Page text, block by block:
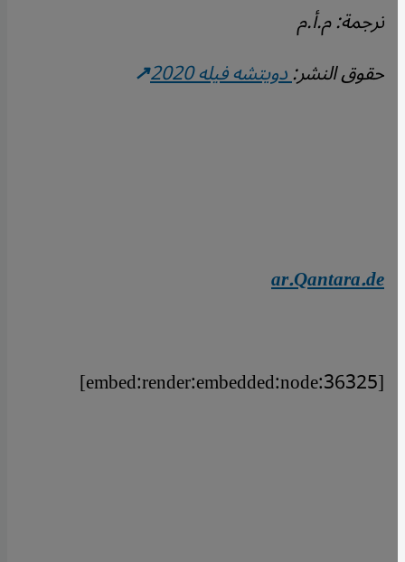
ترجمة: م.أ.م
حقوق النشر:دويتشه فيله 2020
ar.Qantara.de
[embed:render:embedded:node:36325]